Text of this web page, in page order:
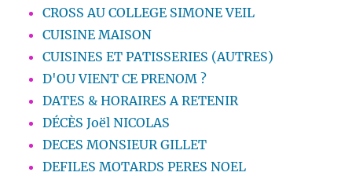
CROSS AU COLLEGE SIMONE VEIL
CUISINE MAISON
CUISINES ET PATISSERIES (AUTRES)
D'OU VIENT CE PRENOM ?
DATES & HORAIRES A RETENIR
DÉCÈS Joël NICOLAS
DECES MONSIEUR GILLET
DEFILES MOTARDS PERES NOEL